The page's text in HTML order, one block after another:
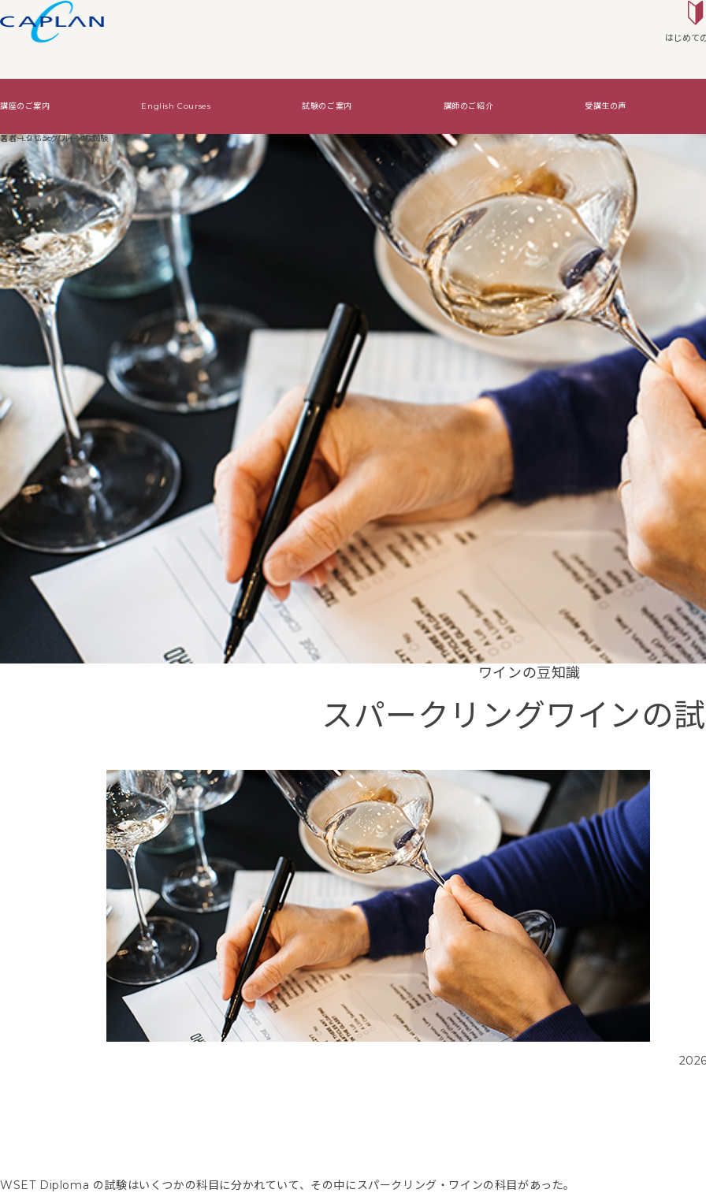
はじめて
講座のご案内 English Courses 試験のご案内
試験のご案内
Level2・Level3認定試験 WSG Certifications Exams
講師のご紹介 受講生の声
ワインの基礎知識
ワインの基礎知識TOP 覚えたいのはコレ！
絶対はずさないワイン！
絶対はずさないワイン！TOP
はじめてワイン
贈り物ワイン
ジャケ買いワイン
法人向けサービス
WSET認定講座で資格をとる オリジナルワイン講座を実施する
著者:Lu Gao（ルー ガオ）
スパークリングワインの試験
ワインの豆知識
スパークリングワインの
WSET Diploma の試験はいくつかの科目に分かれていて、その中にスパークリング・ワインの科目があった。